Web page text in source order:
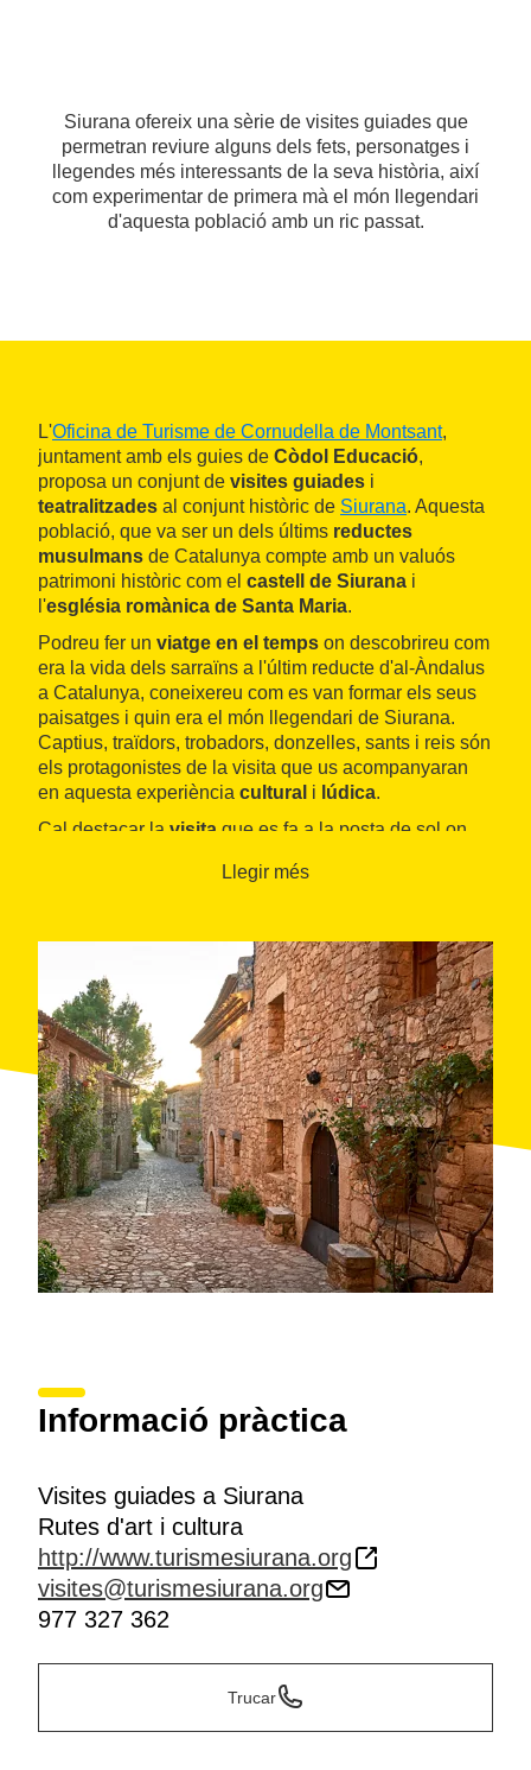
Siurana ofereix una sèrie de visites guiades que
permetran reviure alguns dels fets, personatges i
llegendes més interessants de la seva història, així
com experimentar de primera mà el món llegendari
d'aquesta població amb un ric passat.
L'Oficina de Turisme de Cornudella de Montsant,
juntament amb els guies de Còdol Educació,
proposa un conjunt de visites guiades i
teatralitzades al conjunt històric de Siurana. Aquesta
població, que va ser un dels últims reductes
musulmans de Catalunya compte amb un valuós
patrimoni històric com el castell de Siurana i
l'església romànica de Santa Maria.
Podreu fer un viatge en el temps on descobrireu com
era la vida dels sarraïns a l'últim reducte d'al-Àndalus
a Catalunya, coneixereu com es van formar els seus
paisatges i quin era el món llegendari de Siurana.
Captius, traïdors, trobadors, donzelles, sants i reis són
els protagonistes de la visita que us acompanyaran
en aquesta experiència cultural i lúdica.
Cal destacar la visita que es fa a la posta de sol on
l'envolta, en aquesta hora màgica.
en contacte amb l'organització per correu o telèfon per
consultar-ne la disponibilitat i concretar data i hora.
Un munt d'experiències úniques per passar una bona
estona amb els amics o la família.
Llegir més
Informació pràctica
Visites guiades a Siurana
Rutes d'art i cultura
http://www.turismesiurana.org
visites@turismesiurana.org
977 327 362
Trucar